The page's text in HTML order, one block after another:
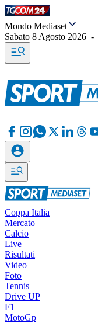
Mondo Mediaset
Sabato 8 Agosto 2026 -
Coppa Italia
Mercato
Calcio
Live
Risultati
Video
Foto
Tennis
Drive UP
F1
MotoGp